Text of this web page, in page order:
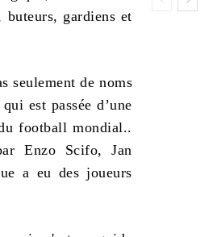
buteurs, gardiens et
seulement de noms
est passée d’une
football mondial..
Enzo Scifo, Jan
a eu des joueurs